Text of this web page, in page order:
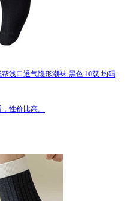
浅口透气隐形潮袜 黑色 10双 均码
性价比高。